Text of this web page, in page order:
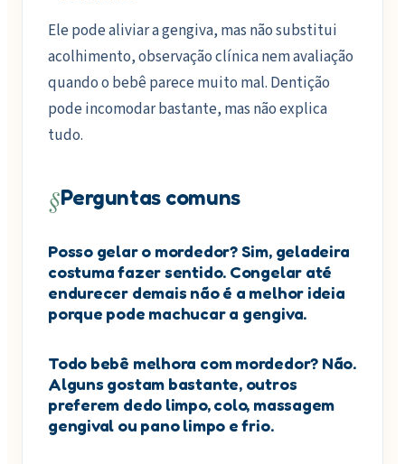
Ele pode aliviar a gengiva, mas não substitui
acolhimento, observação clínica nem avaliação
quando o bebê parece muito mal. Dentição
pode incomodar bastante, mas não explica
tudo.
§Perguntas comuns
Posso gelar o mordedor? Sim, geladeira
costuma fazer sentido. Congelar até
endurecer demais não é a melhor ideia
porque pode machucar a gengiva.
Todo bebê melhora com mordedor? Não.
Alguns gostam bastante, outros
preferem dedo limpo, colo, massagem
gengival ou pano limpo e frio.